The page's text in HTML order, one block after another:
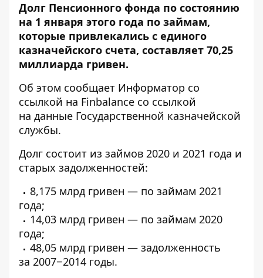
Долг Пенсионного фонда по состоянию
на 1 января этого года по займам,
которые привлекались с единого
казначейского счета, составляет 70,25
миллиарда гривен.
Об этом сообщает Информатор со
ссылкой на Finbalance со ссылкой
на данные Государственной казначейской
службы.
Долг состоит из займов 2020 и 2021 года и
старых задолженностей:
8,175 млрд гривен — по займам 2021
года;
14,03 млрд гривен — по займам 2020
года;
48,05 млрд гривен — задолженность
за 2007−2014 годы.